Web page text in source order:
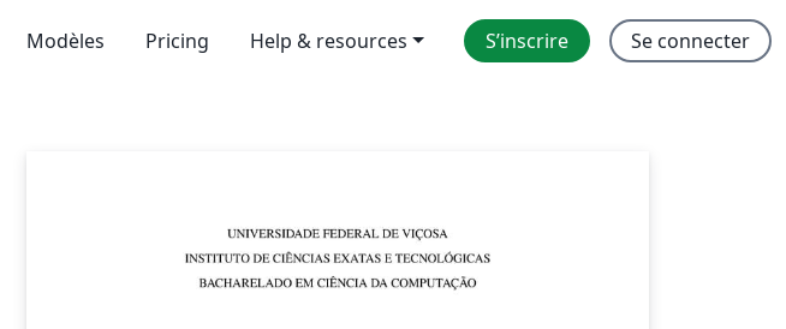
Modèles Pricing Help & resources S’inscrire Se connecter